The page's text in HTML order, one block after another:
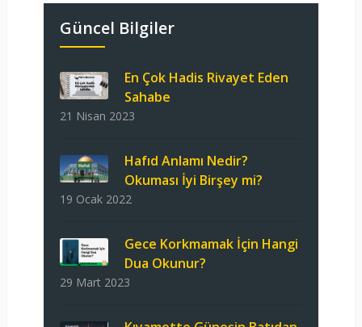
Güncel Bilgiler
En Çok Hadis Rivayet Eden
Sahabe
21 Nisan 2023
Hafıd Anlamı Nedir?
Okuması İyi Birşey mi?
19 Ocak 2022
Gece Korkmamak İçin Hangi
Dua Okunur?
29 Mart 2023